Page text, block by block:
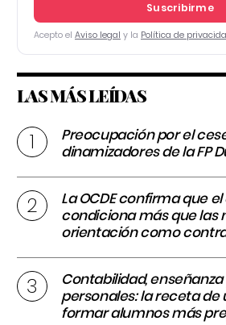
Suscribirme
Acepto el Aviso legal y la Política de
LAS MÁS LEÍDAS
Preocupación por el
dinamizadores de la FP
La OCDE confirma que
condiciona más que las
orientación como
Contabilidad,
personales: la receta de
formar alumnos más